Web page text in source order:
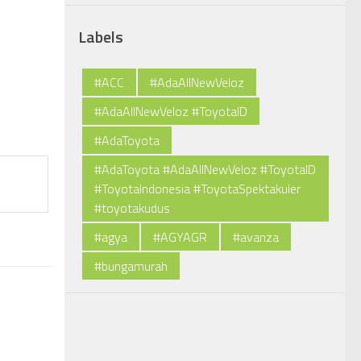
Labels
#ACC
#AdaAllNewVeloz
#AdaAllNewVeloz #ToyotaID
#AdaToyota
#AdaToyota #AdaAllNewVeloz #ToyotaID
#ToyotaIndonesia #ToyotaSpektakuler
#toyotakudus
#agya
#AGYAGR
#avanza
#bungamurah